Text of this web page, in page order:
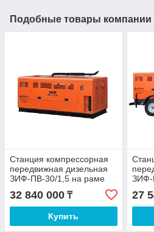
Подобные товары компании
Станция компрессорная
передвижная дизельная
ЗИФ-ПВ-30/1,5 на раме
32 840 000 ₸
Купить
ЗИФ-
27